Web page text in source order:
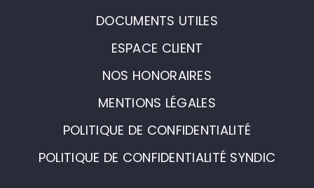
DOCUMENTS UTILES
ESPACE CLIENT
NOS HONORAIRES
MENTIONS LÉGALES
POLITIQUE DE CONFIDENTIALITÉ
POLITIQUE DE CONFIDENTIALITÉ SYNDIC